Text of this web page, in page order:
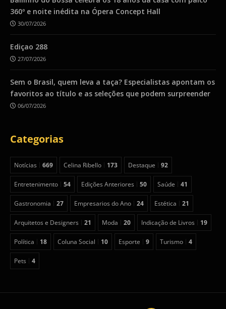
360º e noite inédita na Ópera Concept Hall
30/07/2026
Ediçao 288
27/07/2026
Sem o Brasil, quem leva a taça? Especialistas apontam os
favoritos ao título e as seleções que podem surpreender
06/07/2026
Categorias
Notícias 669 Celina Ribello 173 Destaque 92
Entretenimento 54 Edições Anteriores 50 Saúde 41
Gastronomia 27 Empresarios do Ano 24 Estética 21
Arquitetos e Designers 21 Moda 20 Indicação de Livros 19
Política 18 Coluna Social 10 Esporte 9 Turismo 4
Pets 4